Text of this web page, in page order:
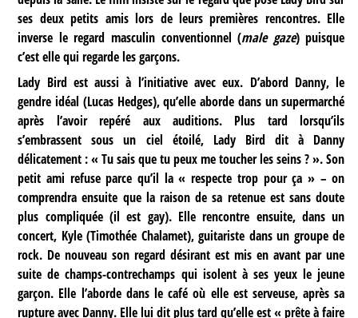
ses deux petits amis lors de leurs premières rencontres. Elle
inverse le regard masculin conventionnel (male gaze) puisque
c’est elle qui regarde les garçons.
Lady Bird est aussi à l’initiative avec eux. D’abord Danny, le
gendre idéal (Lucas Hedges), qu’elle aborde dans un supermarché
après l’avoir repéré aux auditions. Plus tard lorsqu’ils
s’embrassent sous un ciel étoilé, Lady Bird dit à Danny
délicatement : « Tu sais que tu peux me toucher les seins ? ». Son
petit ami refuse parce qu’il la « respecte trop pour ça » – on
comprendra ensuite que la raison de sa retenue est sans doute
plus compliquée (il est gay). Elle rencontre ensuite, dans un
concert, Kyle (Timothée Chalamet), guitariste dans un groupe de
rock. De nouveau son regard désirant est mis en avant par une
suite de champs-contrechamps qui isolent à ses yeux le jeune
garçon. Elle l’aborde dans le café où elle est serveuse, après sa
rupture avec Danny. Elle lui dit plus tard qu’elle est « prête à faire